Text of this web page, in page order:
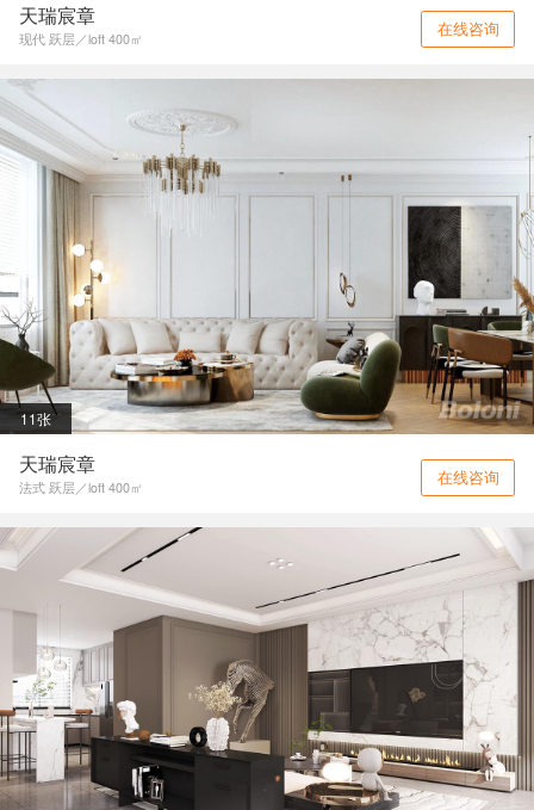
天瑞宸章
现代 跃层／loft 400㎡ 在线咨询
11张
天瑞宸章
法式 跃层／loft 400㎡ 在线咨询